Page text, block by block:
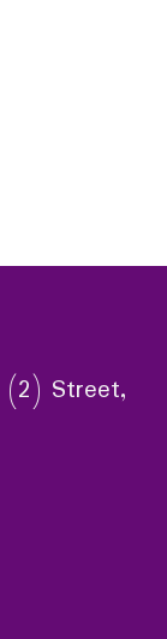
(2) Street,